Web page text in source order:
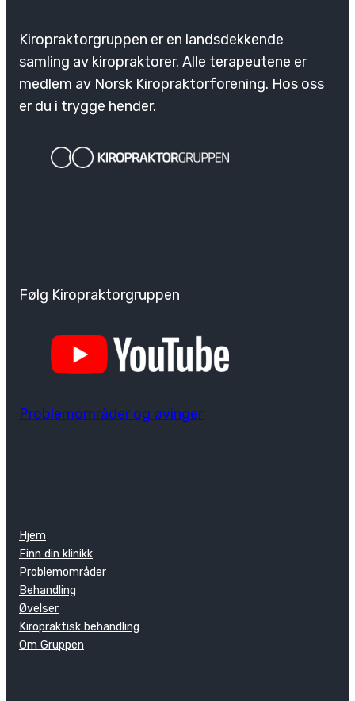
Kiropraktorgruppen er en landsdekkende
samling av kiropraktorer. Alle terapeutene er
medlem av Norsk Kiropraktorforening. Hos oss
er du i trygge hender.
Følg Kiropraktorgruppen
Problemområder og øvinger
Hjem
Finn din klinikk
Problemområder
Behandling
Øvelser
Kiropraktisk behandling
Om Gruppen